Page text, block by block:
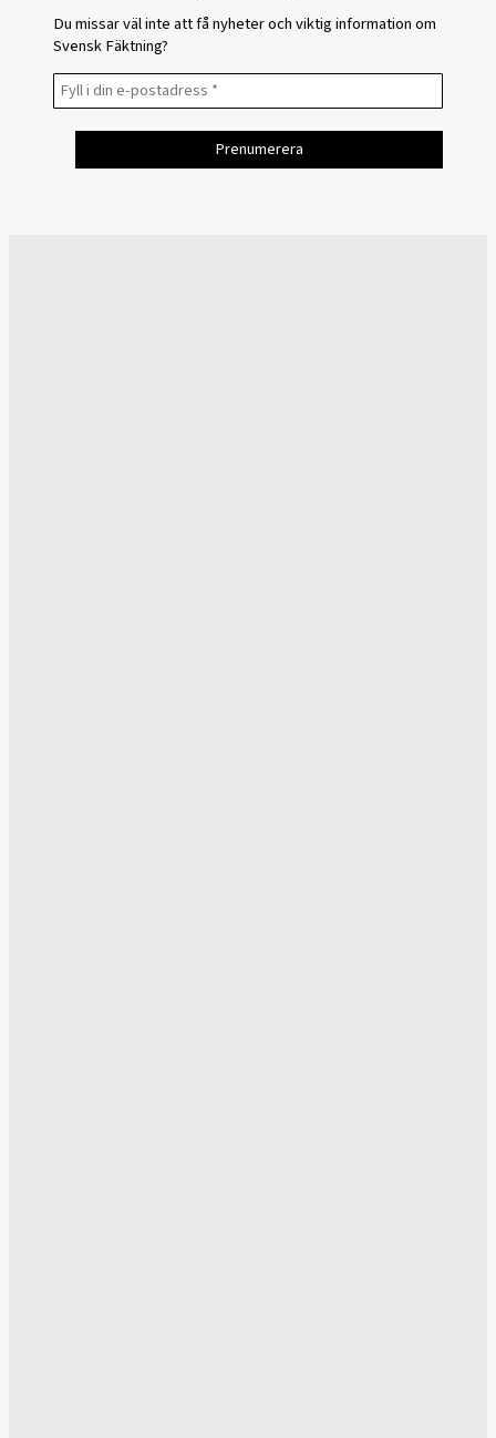
Du missar väl inte att få nyheter och viktig information om
Svensk Fäktning?